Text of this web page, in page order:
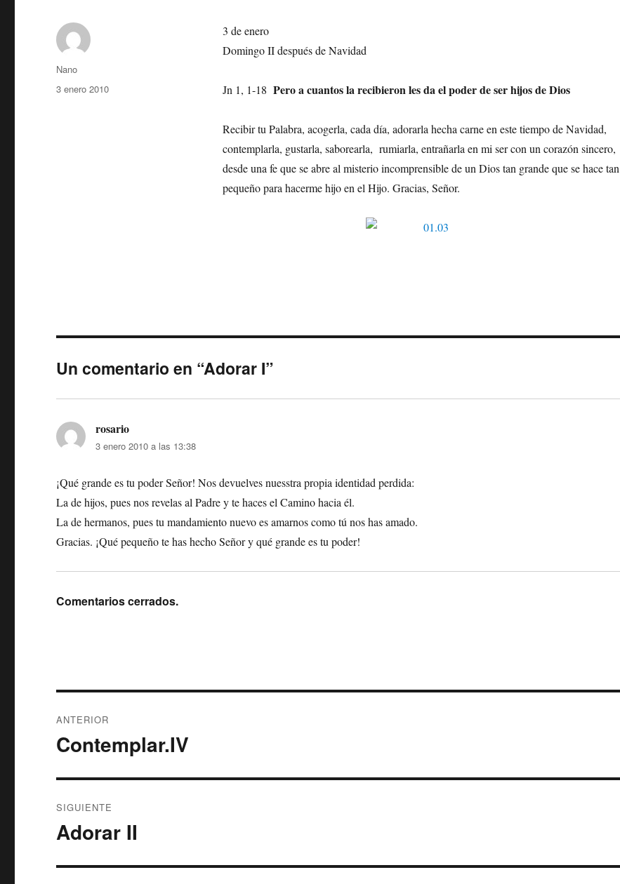
3 de enero
Domingo II después de Navidad
Jn 1, 1-18 Pero a cuantos la recibieron les da el poder de ser hijos de Dios
Recibir tu Palabra, acogerla, cada día, adorarla hecha carne en este tiempo de Navidad,
contemplarla, gustarla, saborearla, rumiarla, entrañarla en mi ser con un corazón sincero,
desde una fe que se abre al misterio incomprensible de un Dios tan grande que se hace tan
pequeño para hacerme hijo en el Hijo. Gracias, Señor.
Autor
Nano
Publicado
3 enero 2010
Un comentario en “Adorar I”
rosario
3 enero 2010 a las 13:38
¡Qué grande es tu poder Señor! Nos devuelves nuesstra propia identidad perdida:
La de hijos, pues nos revelas al Padre y te haces el Camino hacia él.
La de hermanos, pues tu mandamiento nuevo es amarnos como tú nos has amado.
Gracias. ¡Qué pequeño te has hecho Señor y qué grande es tu poder!
Comentarios cerrados.
de
ANTERIOR
Entrada
Contemplar.IV
SIGUIENTE
Entrada
Adorar II